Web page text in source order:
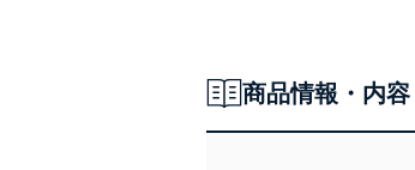
商品情報・内容